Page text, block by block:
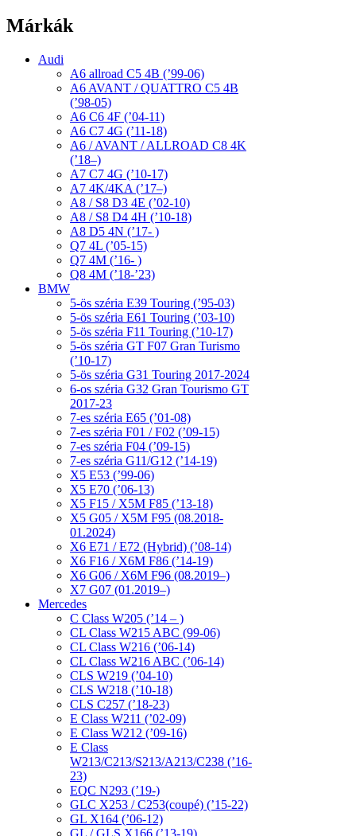
Márkák
Audi
A6 allroad C5 4B (’99-06)
A6 AVANT / QUATTRO C5 4B
(’98-05)
A6 C6 4F (’04-11)
A6 C7 4G (’11-18)
A6 / AVANT / ALLROAD C8 4K
(’18–)
A7 C7 4G (’10-17)
A7 4K/4KA (’17–)
A8 / S8 D3 4E (’02-10)
A8 / S8 D4 4H (’10-18)
A8 D5 4N (’17- )
Q7 4L (’05-15)
Q7 4M (’16- )
Q8 4M (’18-’23)
BMW
5-ös széria E39 Touring (’95-03)
5-ös széria E61 Touring (’03-10)
5-ös széria F11 Touring (’10-17)
5-ös széria GT F07 Gran Turismo
(’10-17)
5-ös széria G31 Touring 2017-2024
6-os széria G32 Gran Tourismo GT
2017-23
7-es széria E65 (’01-08)
7-es széria F01 / F02 (’09-15)
7-es széria F04 (’09-15)
7-es széria G11/G12 (’14-19)
X5 E53 (’99-06)
X5 E70 (’06-13)
X5 F15 / X5M F85 (’13-18)
X5 G05 / X5M F95 (08.2018-
01.2024)
X6 E71 / E72 (Hybrid) (’08-14)
X6 F16 / X6M F86 (’14-19)
X6 G06 / X6M F96 (08.2019–)
X7 G07 (01.2019–)
Mercedes
C Class W205 (’14 – )
CL Class W215 ABC (99-06)
CL Class W216 (’06-14)
CL Class W216 ABC (’06-14)
CLS W219 (’04-10)
CLS W218 (’10-18)
CLS C257 (’18-23)
E Class W211 (’02-09)
E Class W212 (’09-16)
E Class
W213/C213/S213/A213/C238 (’16-
23)
EQC N293 (’19-)
GLC X253 / C253(coupé) (’15-22)
GL X164 (’06-12)